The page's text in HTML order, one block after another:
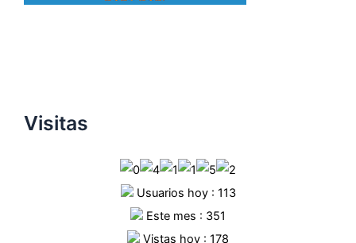
Visitas
Usuarios hoy : 113
Este mes : 351
Vistas hoy : 178